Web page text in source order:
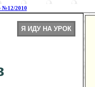
№12/2010
Я ИДУ НА УРОК